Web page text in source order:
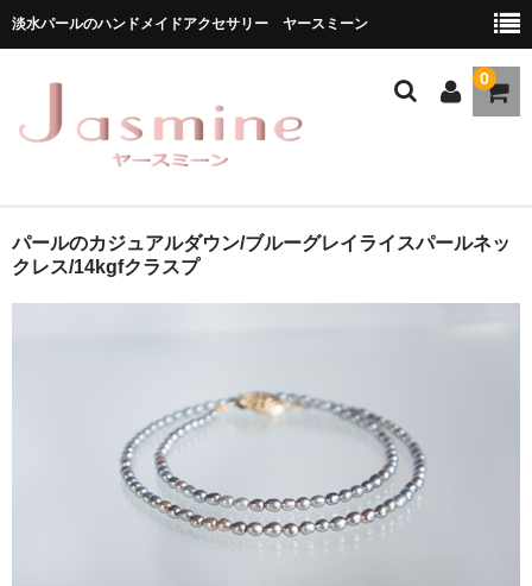
淡水パールのハンドメイドアクセサリー ヤースミーン
0
ホーム
メディア掲載
パールのカジュアルダウン/ブルーグレイライスパールネッ
クレス/14kgfクラスプ